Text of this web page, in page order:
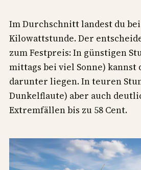
Im Durchschnitt landest du
Kilowattstunde. Der
zum Festpreis: In günstigen
mittags bei viel Sonne) kannst
darunter liegen. In teuren
Dunkelflaute) aber auch
Extremfällen bis zu 58 Cent.